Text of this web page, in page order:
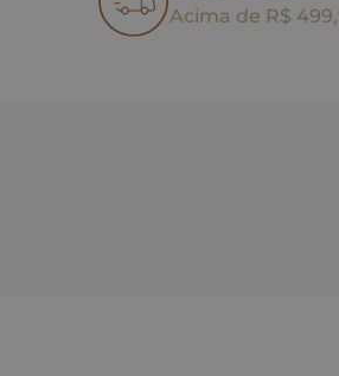
Acima de R$